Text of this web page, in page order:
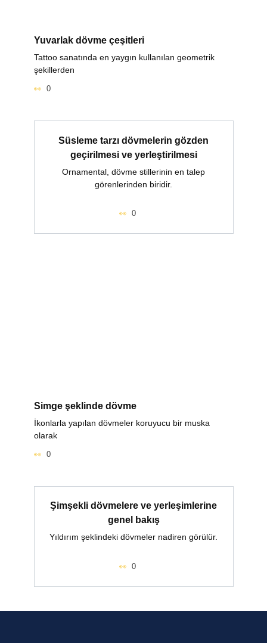
Yuvarlak dövme çeşitleri
Tattoo sanatında en yaygın kullanılan geometrik
şekillerden
0
Süsleme tarzı dövmelerin gözden
geçirilmesi ve yerleştirilmesi
Ornamental, dövme stillerinin en talep
görenlerinden biridir.
0
Simge şeklinde dövme
İkonlarla yapılan dövmeler koruyucu bir muska
olarak
0
Şimşekli dövmelere ve yerleşimlerine
genel bakış
Yıldırım şeklindeki dövmeler nadiren görülür.
0